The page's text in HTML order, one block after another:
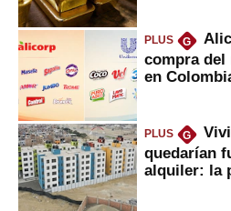
PLUS G
compra del
en
PLUS G
quedarían
alquiler: la